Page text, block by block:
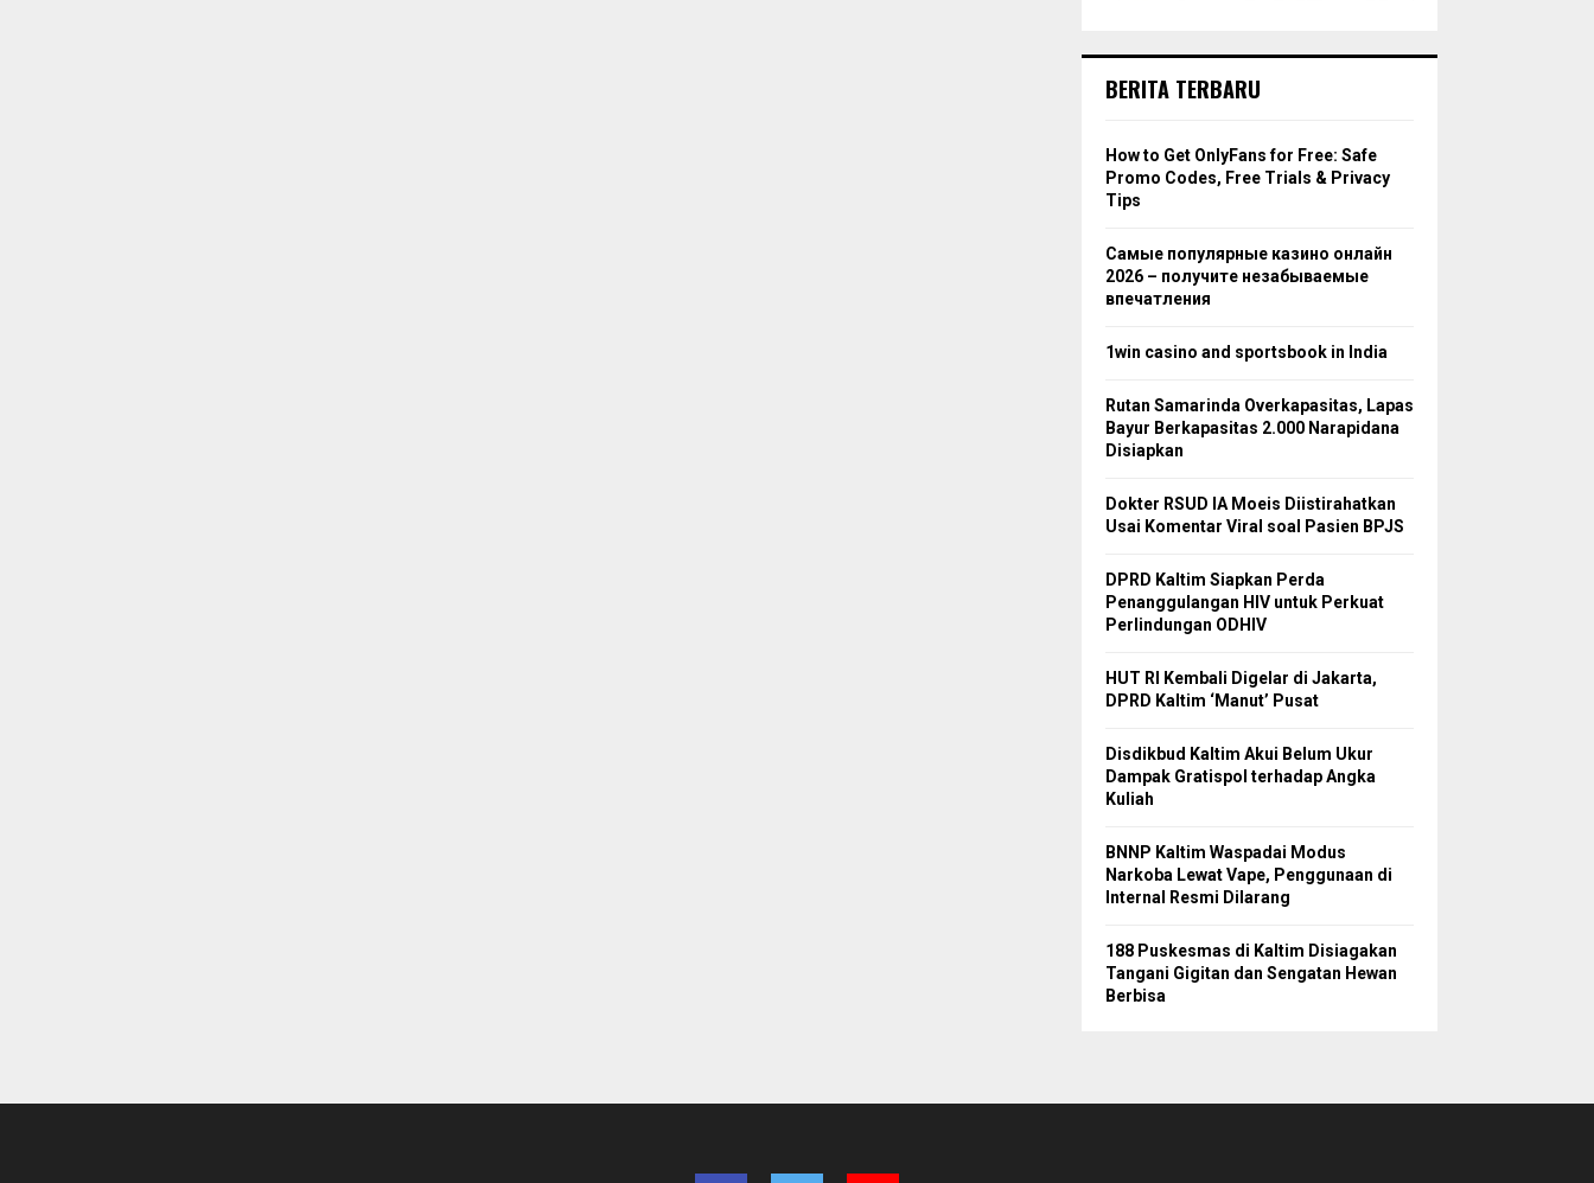
BERITA TERBARU
How to Get OnlyFans for Free: Safe
Promo Codes, Free Trials & Privacy
Tips
Самые популярные казино онлайн
2026 – получите незабываемые
впечатления
1win casino and sportsbook in India
Rutan Samarinda Overkapasitas, Lapas
Bayur Berkapasitas 2.000 Narapidana
Disiapkan
Dokter RSUD IA Moeis Diistirahatkan
Usai Komentar Viral soal Pasien BPJS
DPRD Kaltim Siapkan Perda
Penanggulangan HIV untuk Perkuat
Perlindungan ODHIV
HUT RI Kembali Digelar di Jakarta,
DPRD Kaltim ‘Manut’ Pusat
Disdikbud Kaltim Akui Belum Ukur
Dampak Gratispol terhadap Angka
Kuliah
BNNP Kaltim Waspadai Modus
Narkoba Lewat Vape, Penggunaan di
Internal Resmi Dilarang
188 Puskesmas di Kaltim Disiagakan
Tangani Gigitan dan Sengatan Hewan
Berbisa